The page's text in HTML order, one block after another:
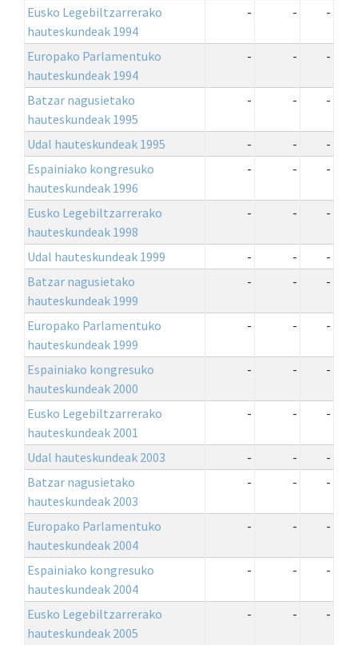
Eusko Legebiltzarrerako
hauteskundeak 1994
- - -
Europako Parlamentuko
hauteskundeak 1994
- - -
Batzar nagusietako
hauteskundeak 1995
- - -
Udal hauteskundeak 1995 - -
-
Espainiako kongresuko
hauteskundeak 1996
- - -
Eusko Legebiltzarrerako
hauteskundeak 1998
- - -
Udal hauteskundeak 1999 - -
-
Batzar nagusietako
hauteskundeak 1999
- - -
Europako Parlamentuko
hauteskundeak 1999
- - -
Espainiako kongresuko
hauteskundeak 2000
- - -
Eusko Legebiltzarrerako
hauteskundeak 2001
- - -
Udal hauteskundeak 2003 - -
-
Batzar nagusietako
hauteskundeak 2003
- - -
Europako Parlamentuko
hauteskundeak 2004
- - -
Espainiako kongresuko
hauteskundeak 2004
- - -
Eusko Legebiltzarrerako
hauteskundeak 2005
- - -